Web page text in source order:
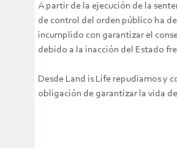
A partir de la ejecución de la
de control del orden público ha
incumplido con garantizar el
debido a la inacción del Estado
Desde Land is Life repudiamos y
obligación de garantizar la vida